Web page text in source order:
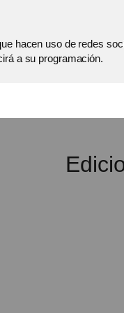
hacen uso de redes
a su programación.